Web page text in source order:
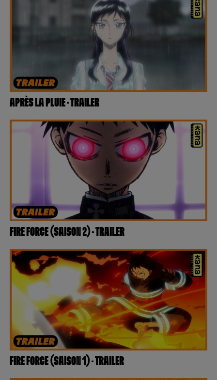
APRÈS LA PLUIE – TRAILER
FIRE FORCE (SAISON 2) – TRAILER
FIRE FORCE (SAISON 1) – TRAILER